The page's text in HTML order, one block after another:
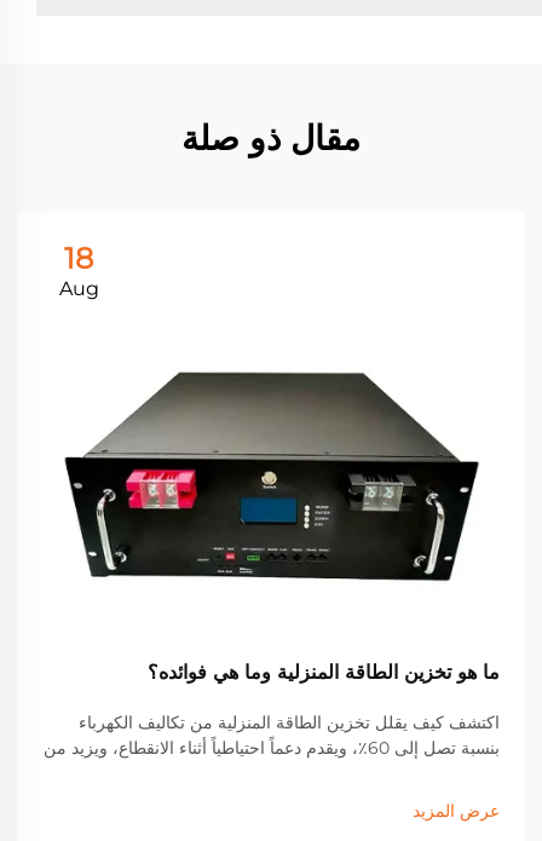
مقال ذو صلة
18
Aug
ما هو تخزين الطاقة المنزلية وما هي فوائده؟
اكتشف كيف يقلل تخزين الطاقة المنزلية من تكاليف الكهرباء
بنسبة تصل إلى 60٪، ويقدم دعماً احتياطياً أثناء الانقطاع، ويزيد من
والادخار والأداء في العالم الحقيقي. احصل على دليلك المجاني عن
الطاقة الشمسية مع تخزين الطاقة الآن.
عرض المزيد